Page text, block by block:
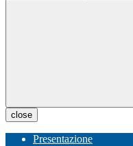
close
Presentazione